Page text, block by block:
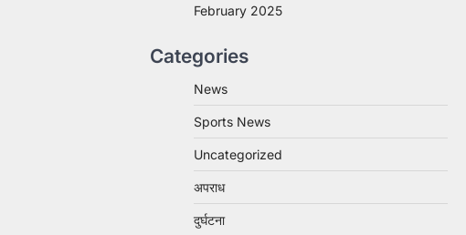
February 2025
Categories
News
Sports News
Uncategorized
अपराध
दुर्घटना